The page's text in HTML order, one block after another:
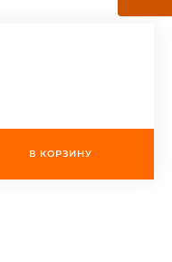
В КОРЗИНУ